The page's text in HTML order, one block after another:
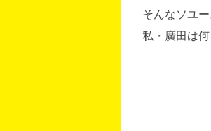
そんなソユ
私・廣田は